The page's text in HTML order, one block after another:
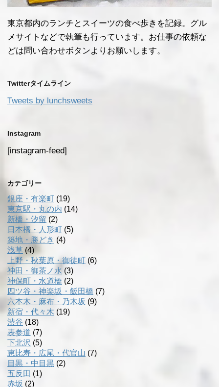
東京都内のランチとスイーツの食べ歩きを記録。グル
メサイトなどで執筆も行っています。お仕事の依頼な
どは問い合わせボタンよりお願いします。
Twitterタイムライン
Tweets by lunchsweets
Instagram
[instagram-feed]
カテゴリー
銀座・有楽町 (19)
東京駅・丸の内 (14)
新橋・汐留 (2)
日本橋・人形町 (5)
築地・勝どき (4)
浅草 (4)
上野・秋葉原・御徒町 (6)
神田・御茶ノ水 (3)
神保町・水道橋 (2)
四ツ谷・神楽坂・飯田橋 (7)
六本木・麻布・乃木坂 (9)
新宿・代々木 (19)
渋谷 (18)
表参道 (7)
下北沢 (5)
恵比寿・広尾・代官山 (7)
目黒・中目黒 (2)
五反田 (1)
赤坂 (2)